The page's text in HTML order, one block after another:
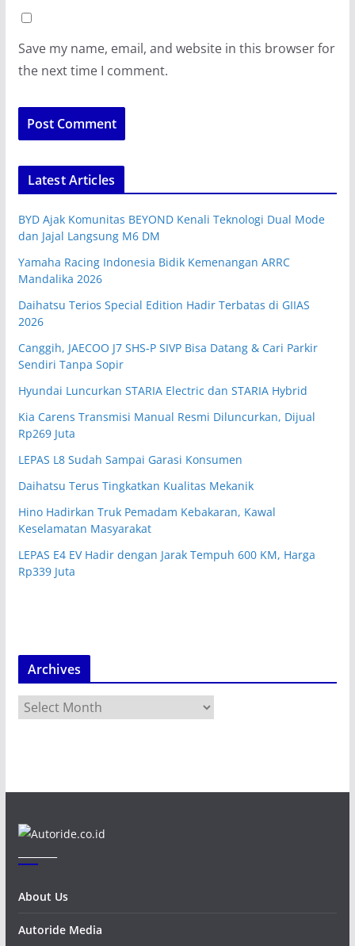
Save my name, email, and website in this browser for
the next time I comment.
Latest Articles
BYD Ajak Komunitas BEYOND Kenali Teknologi Dual Mode
dan Jajal Langsung M6 DM
Yamaha Racing Indonesia Bidik Kemenangan ARRC
Mandalika 2026
Daihatsu Terios Special Edition Hadir Terbatas di GIIAS
2026
Canggih, JAECOO J7 SHS-P SIVP Bisa Datang & Cari Parkir
Sendiri Tanpa Sopir
Hyundai Luncurkan STARIA Electric dan STARIA Hybrid
Kia Carens Transmisi Manual Resmi Diluncurkan, Dijual
Rp269 Juta
LEPAS L8 Sudah Sampai Garasi Konsumen
Daihatsu Terus Tingkatkan Kualitas Mekanik
Hino Hadirkan Truk Pemadam Kebakaran, Kawal
Keselamatan Masyarakat
LEPAS E4 EV Hadir dengan Jarak Tempuh 600 KM, Harga
Rp339 Juta
Archives
r
e
About Us
Autoride Media